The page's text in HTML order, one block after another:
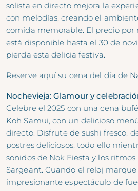
solista en directo mejora la
con melodías, creando el
comida memorable. El precio por
está disponible hasta el 30 de
pierda esta delicia festiva.
Reserve aquí su cena del día de
Nochevieja: Glamour y
Celebre el 2025 con una cena
Koh Samui, con un delicioso
directo. Disfrute de sushi fresco,
postres deliciosos, todo ello
sonidos de Nok Fiesta y los
Sargeant. Cuando el reloj
impresionante espectáculo de